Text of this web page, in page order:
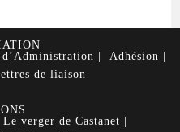
Adhésion
de liaison
Le verger de Castanet